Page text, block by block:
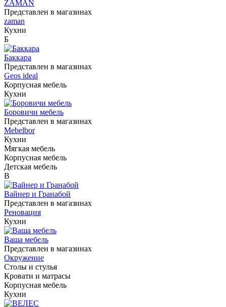
ZAMAN
Представлен в магазинах
zaman
Кухни
Б
Баккара
Представлен в магазинах
Geos ideal
Корпусная мебель
Кухни
Боровичи мебель
Представлен в магазинах
Mebelbor
Кухни
Мягкая мебель
Корпусная мебель
Детская мебель
В
Вайнер и Гранабой
Представлен в магазинах
Реновация
Кухни
Ваша мебель
Представлен в магазинах
Окружение
Столы и стулья
Кровати и матрасы
Корпусная мебель
Кухни